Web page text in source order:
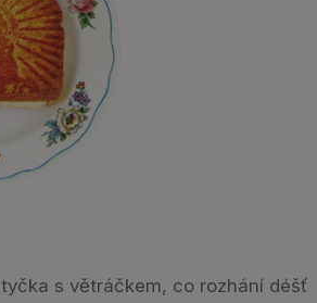
s větráčkem, co rozhání déšť